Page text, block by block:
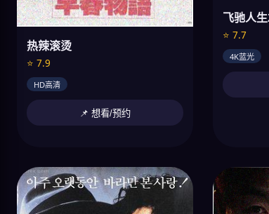
热辣滚烫
⭐ 7.9
HD高清
📌 想看/预约
飞驰人
⭐ 7.7
4K蓝光